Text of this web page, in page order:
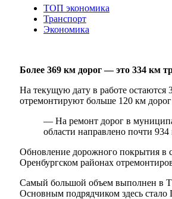
ТОП экономика
Транспорт
Экономика
Более 369 км дорог — это 334 км
На текущую дату в работе остаются
отремонтируют больше 120 км
— На ремонт дорог в
области направлено почти
Обновление дорожного покрытия в
Оренбургском районах
Самый большой объем выполнен в
Основным подрядчиком здесь